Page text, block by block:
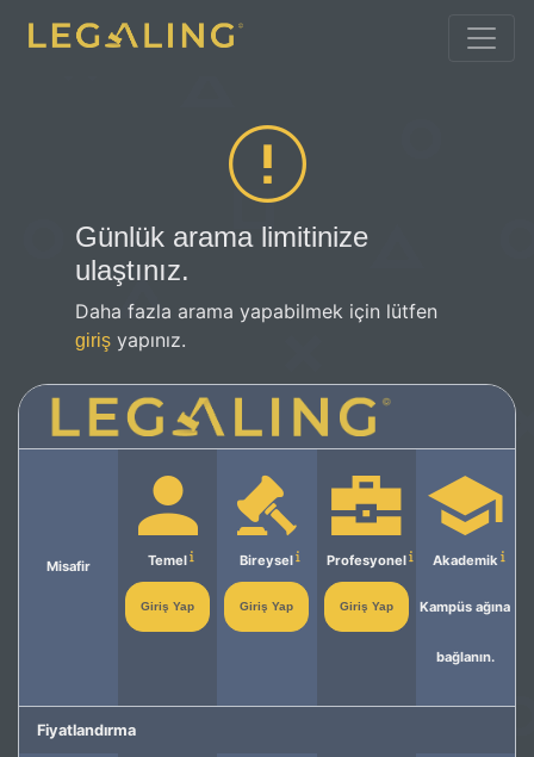
Günlük arama limitinize
ulaştınız.
Daha fazla arama yapabilmek için lütfen
giriş yapınız.
Misafir Temel
Giriş Yap
Bireysel
Giriş Yap
Profesyonel
Giriş Yap
Akademik
Kampüs ağına
bağlanın.
Fiyatlandırma